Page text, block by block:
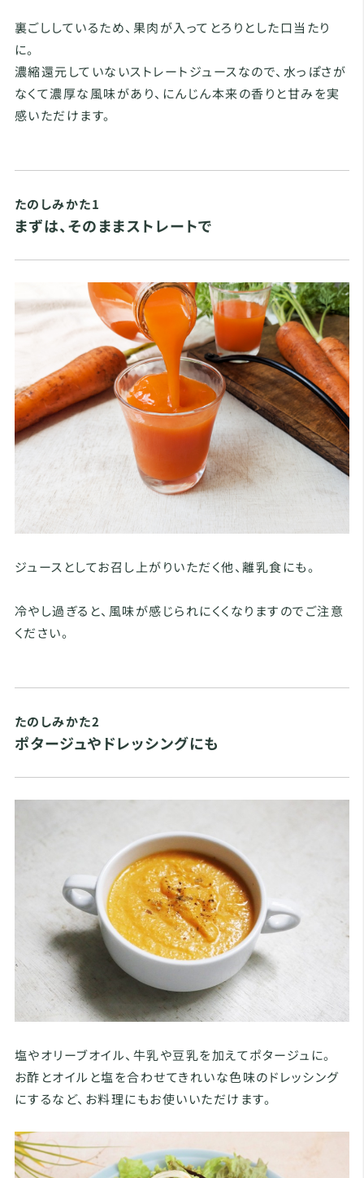
裏ごししているため、果肉が入ってとろりとした口当たり
に。
濃縮還元していないストレートジュースなので、水っぽさが
なくて濃厚な風味があり、にんじん本来の香りと甘みを実
感いただけます。
たのしみかた1
まずは、そのままストレートで
ジュースとしてお召し上がりいただく他、離乳食にも。
冷やし過ぎると、風味が感じられにくくなりますのでご注意
ください。
たのしみかた2
ポタージュやドレッシングにも
塩やオリーブオイル、牛乳や豆乳を加えてポタージュに。
お酢とオイルと塩を合わせてきれいな色味のドレッシング
にするなど、お料理にもお使いいただけます。